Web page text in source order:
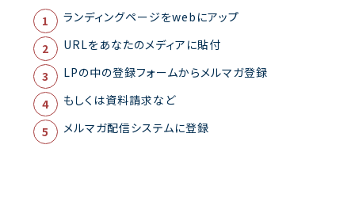
ランディングページをwebにアップ
URLをあなたのメディアに貼付
LPの中の登録フォームからメルマガ登録
もしくは資料請求など
メルマガ配信システムに登録